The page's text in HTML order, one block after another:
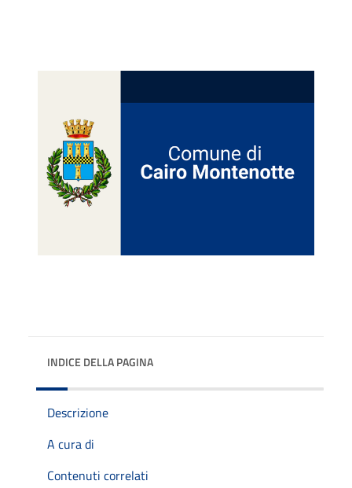
INDICE DELLA PAGINA
Descrizione
A cura di
Contenuti correlati